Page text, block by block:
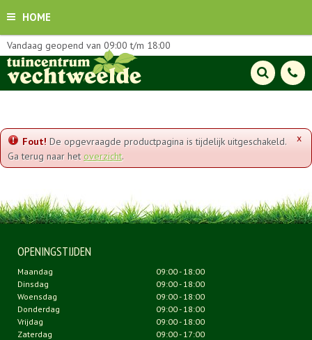
HOME
Vandaag geopend van 09:00 t/m 18:00
x
Fout! De opgevraagde productpagina is tijdelijk uitgeschakeld.
Ga terug naar het overzicht.
OPENINGSTIJDEN
Maandag
09:00 - 18:00
Dinsdag
09:00 - 18:00
Woensdag
09:00 - 18:00
Donderdag
09:00 - 18:00
Vrijdag
09:00 - 18:00
Zaterdag
09:00 - 17:00